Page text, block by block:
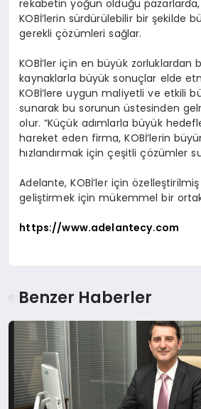
rekabetin yoğun olduğu
KOBİ’lerin sürdürülebilir bir şekilde
gerekli çözümleri sağlar.
KOBİ’ler için en büyük zorluklardan
kaynaklarla büyük sonuçlar elde
KOBİ’lere uygun maliyetli ve etkili
sunarak bu sorunun üstesinden
olur. “Küçük adımlarla büyük
hareket eden firma, KOBİ’lerin
hızlandırmak için çeşitli çözümler
Adelante, KOBİ’ler için
geliştirmek için mükemmel bir
https://www.adelantecy.com
Benzer Haberler